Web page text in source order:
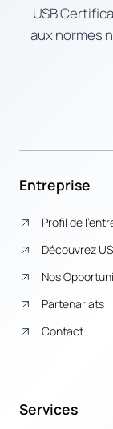
USB
aux normes
Entreprise
Profil de
Découvrez
Nos
Partenariats
Contact
Services